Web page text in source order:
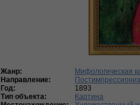
Жанр:
Мифологическая
Направление:
Год:
1893
Тип объекта:
Картина